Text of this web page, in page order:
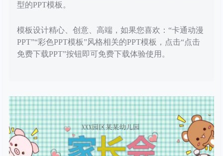
型的PPT模板。
模板设计精心、创意、高端，如果您喜欢：“卡通动漫
PPT”“彩色PPT模板”风格相关的PPT模板，点击“点击
免费下载PPT”按钮即可免费下载体验使用。